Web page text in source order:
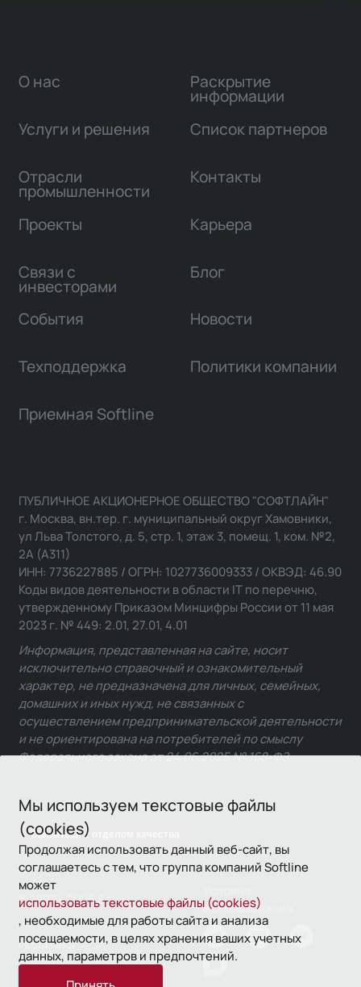
Мы используем текстовые файлы
(cookies)
Продолжая использовать данный веб-сайт, вы
соглашаетесь с тем, что группа компаний Softline
может
использовать текстовые файлы (cookies)
, необходимые для работы сайта и анализа
посещаемости, в целях хранения ваших учетных
данных, параметров и предпочтений.
О нас
Услуги и решения
Отрасли
промышленности
Проекты
Связи с
инвесторами
Раскрытие
информации
Список партнеров
Контакты
Карьера
Блог
События Новости
Техподдержка Политики компании
Приемная Softline
Связаться с отделом качества
ПУБЛИЧНОЕ АКЦИОНЕРНОЕ ОБЩЕСТВО "СОФТЛАЙН"
г. Москва, вн.тер. г. муниципальный округ Хамовники,
ул Льва Толстого, д. 5, стр. 1, этаж 3, помещ. 1, ком. №2,
2А (А311)
ИНН: 7736227885 / ОГРН: 1027736009333 / ОКВЭД: 46.90
Коды видов деятельности в области IT по перечню,
утвержденному Приказом Минцифры России от 11 мая
2023 г. № 449: 2.01, 27.01, 4.01
Информация, представленная на сайте, носит
исключительно справочный и ознакомительный
характер, не предназначена для личных, семейных,
домашних и иных нужд, не связанных с
осуществлением предпринимательской деятельности
и не ориентирована на потребителей по смыслу
Федерального закона от 24.06.2025 № 168-ФЗ.
© 1993—2026 Softline
использования
Политика
конфиденциальности